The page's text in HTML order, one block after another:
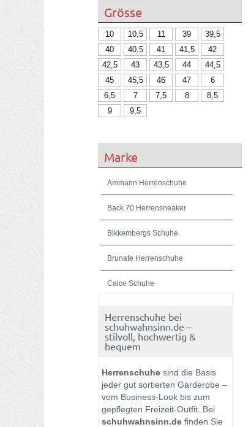
Grösse
10 10,5 11 39
39,5
40
40,5 41 41,5
42
42,5
43 43,5 44
44,5
45
45,5 46 47
6
6,5
7 7,5 8
8,5
9
9,5
Marke
Ammann Herrenschuhe
Back 70 Herrensneaker
Bikkembergs Schuhe
Brunate Herrenschuhe
Calce Schuhe
Cordwainer
Flecs Herren-Schuhe
Floris van Bommel
Herrenschuhe bei
schuhwahnsinn.de –
stilvoll, hochwertig &
bequem
Herrenschuhe sind die Basis
jeder gut sortierten Garderobe –
vom Business-Look bis zum
gepflegten Freizeit-Outfit. Bei
schuhwahnsinn.de finden Sie